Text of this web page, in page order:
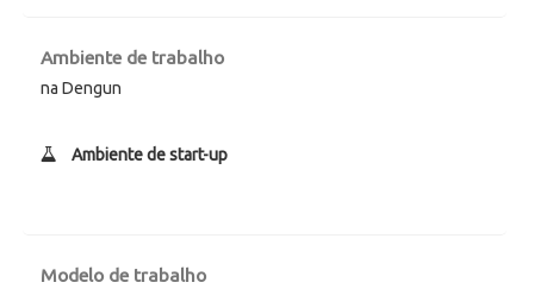
Ambiente de trabalho
na Dengun
Ambiente de start-up
Modelo de trabalho